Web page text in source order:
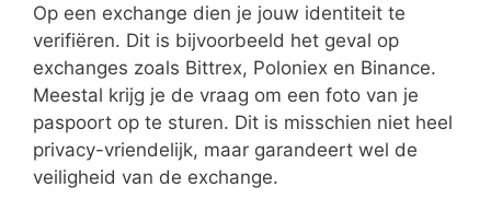
Op een exchange dien je jouw identiteit te
verifiëren. Dit is bijvoorbeeld het geval op
exchanges zoals Bittrex, Poloniex en Binance.
Meestal krijg je de vraag om een foto van je
paspoort op te sturen. Dit is misschien niet heel
privacy-vriendelijk, maar garandeert wel de
veiligheid van de exchange.